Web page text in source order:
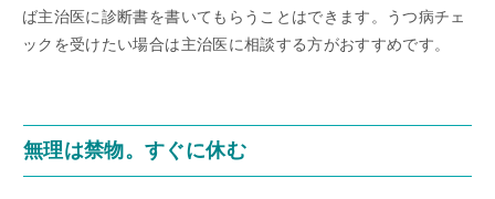
ば主治医に診断書を書いてもらうことはできます。うつ病チェ
ックを受けたい場合は主治医に相談する方がおすすめです。
無理は禁物。すぐに休む